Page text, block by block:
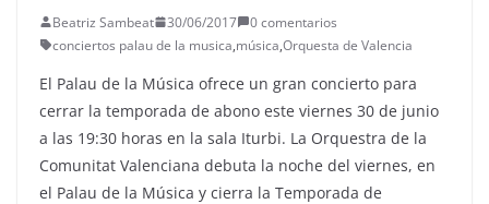
Beatriz Sambeat 30/06/2017
0 comentarios
conciertos palau de la musica,música,Orquesta de Valencia
El Palau de la Música ofrece un gran concierto para
cerrar la temporada de abono este viernes 30 de junio
a las 19:30 horas en la sala Iturbi. La Orquestra de la
Comunitat Valenciana debuta la noche del viernes, en
el Palau de la Música y cierra la Temporada de